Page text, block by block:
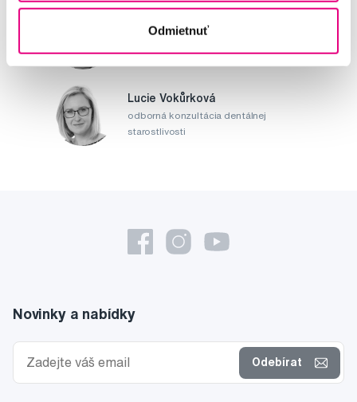
Odmietnuť
odborná konzultácia dentálnej
starostlivosti
Lucie Vokůrková
odborná konzultácia dentálnej
starostlivosti
Novinky a nabídky
Odebírat